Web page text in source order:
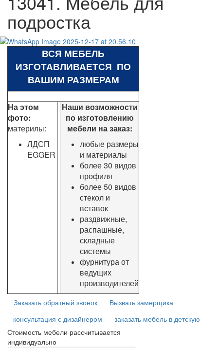
подростка
ВСЯ МЕБЕЛЬ
ИЗГОТАВЛИВАЕТСЯ ПО
ВАШИМ РАЗМЕРАМ
На этом
фото:
материлы:
ЛДСП
EGGER
Наши возможности
по изготовлению
мебели на заказ:
любые размеры
и материалы
более 30 видов
профиля
более 50 видов
стекол и
вставок
раздвижные,
распашные,
складные
системы
фурнитура от
ведущих
производителей
Заказать обратный звонок
Вызвать замерщика
консультация с дизайнером
заказать мебель в детскую
Стоимость мебели рассчитывается
индивидуально